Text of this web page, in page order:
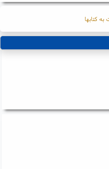
کتابها